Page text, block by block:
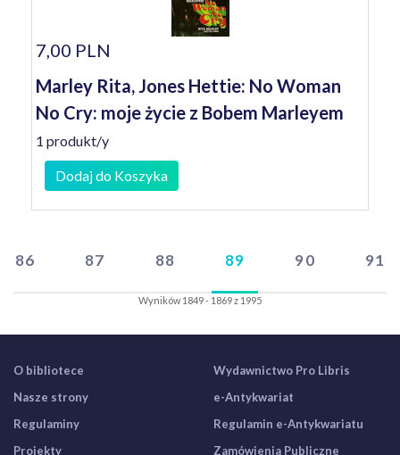
7,00 PLN
Marley Rita, Jones Hettie: No Woman
No Cry: moje życie z Bobem Marleyem
1 produkt/y
Dodaj do Koszyka
86 87 88 89 90 91
Wyników 1849 - 1869 z 1995
O bibliotece
Nasze strony
Regulaminy
Projekty
Wydawnictwo Pro Libris
e-Antykwariat
Regulamin e-Antykwariatu
Zamówienia Publiczne